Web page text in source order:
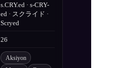
s.CRY.ed · s-CRY-
ed · スクライド ·
Scryed
26
Aksiyon